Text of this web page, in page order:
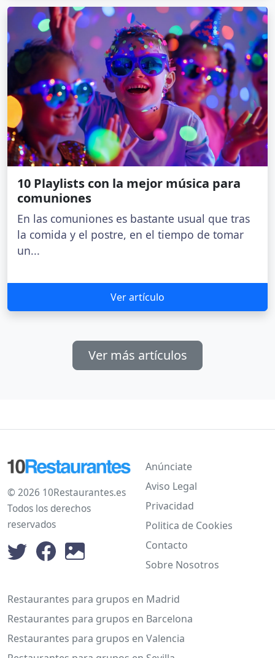
10 Playlists con la mejor música para
comuniones
En las comuniones es bastante usual que tras
la comida y el postre, en el tiempo de tomar
un...
Ver artículo
Ver más artículos
© 2026 10Restaurantes.es
Todos los derechos
reservados
Anúnciate
Aviso Legal
Privacidad
Politica de Cookies
Contacto
Sobre Nosotros
Restaurantes para grupos en Madrid
Restaurantes para grupos en Barcelona
Restaurantes para grupos en Valencia